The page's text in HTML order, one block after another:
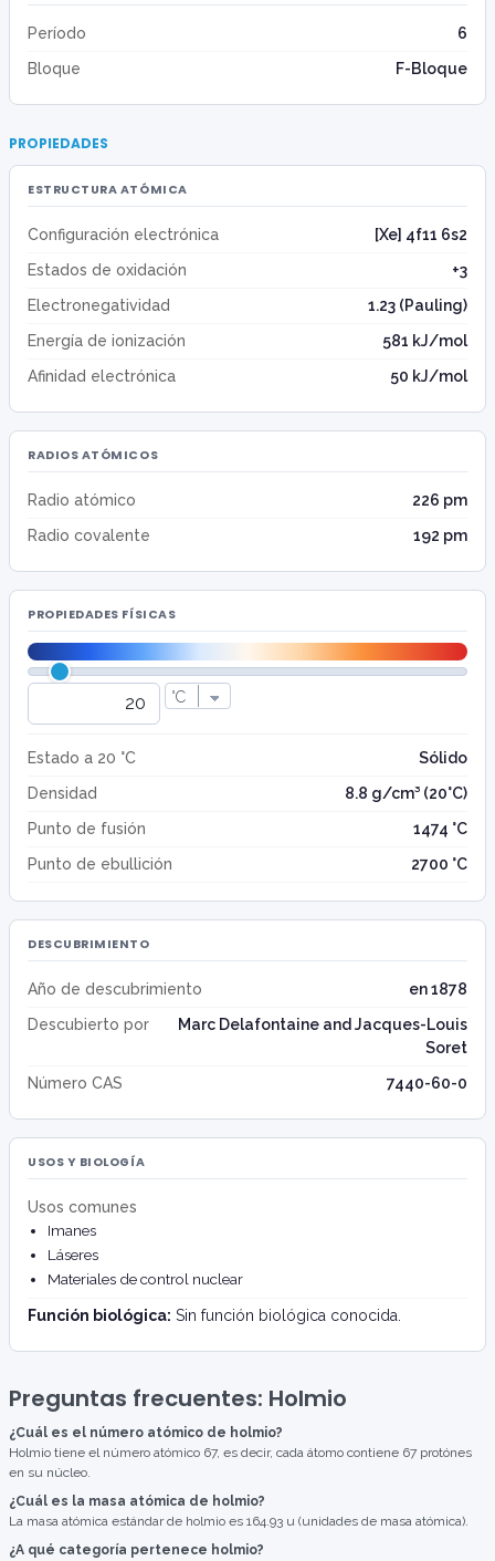
Período
6
Bloque
F-Bloque
PROPIEDADES
ESTRUCTURA ATÓMICA
Configuración electrónica
[Xe] 4f11 6s2
Estados de oxidación
+3
Electronegatividad
1.23 (Pauling)
Energía de ionización
581 kJ/mol
Afinidad electrónica
50 kJ/mol
RADIOS ATÓMICOS
Radio atómico
226 pm
Radio covalente
192 pm
PROPIEDADES FÍSICAS
Estado a 20 °C
Sólido
Densidad
8.8 g/cm³ (20°C)
Punto de fusión
1474 °C
Punto de ebullición
2700 °C
DESCUBRIMIENTO
Año de descubrimiento
en 1878
Descubierto por
Marc Delafontaine and Jacques-Louis
Soret
Número CAS
7440-60-0
USOS Y BIOLOGÍA
Usos comunes
Imanes
Láseres
Materiales de control nuclear
Función biológica: Sin función biológica conocida.
Preguntas frecuentes: Holmio
¿Cuál es el número atómico de holmio?
Holmio tiene el número atómico 67, es decir, cada átomo contiene 67 protónes
en su núcleo.
¿Cuál es la masa atómica de holmio?
La masa atómica estándar de holmio es 164.93 u (unidades de masa atómica).
¿A qué categoría pertenece holmio?